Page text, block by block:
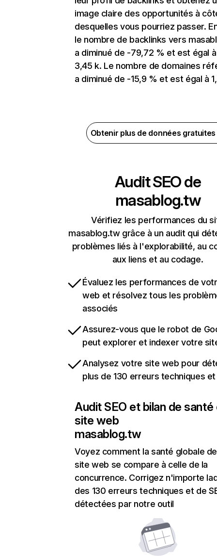
image claire des opportunités à
desquelles vous pourriez passer.
le nombre de backlinks vers
a diminué de -79,72 % et est égal à
3,45 k. Le nombre de domaines
a diminué de -15,9 % et est égal à
Obtenir plus de données
Audit SEO de
masablog.tw
Vérifiez les performances du
masablog.tw grâce à un audit qui
problèmes liés à l'explorabilité, au
aux liens et au codage.
Évaluez les performances de
web et résolvez tous les
associés
Assurez-vous que le robot de
peut explorer et indexer votre
Analysez votre site web pour
plus de 130 erreurs techniques et
Audit SEO et bilan de santé
site web
masablog.tw
Voyez comment la santé globale
site web se compare à celle de la
concurrence. Corrigez n'importe
des 130 erreurs techniques et de
détectées par notre outil